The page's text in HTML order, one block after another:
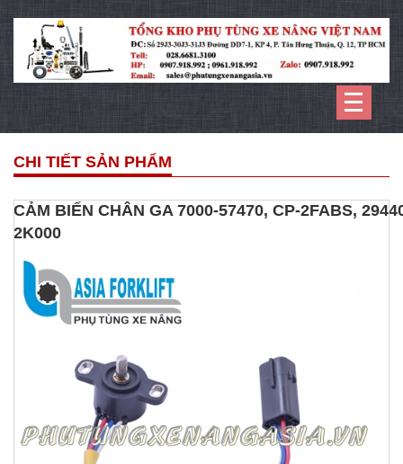
CHI TIẾT SẢN PHẨM
CẢM BIẾN CHÂN GA 7000-57470, CP-2FABS,
2K000